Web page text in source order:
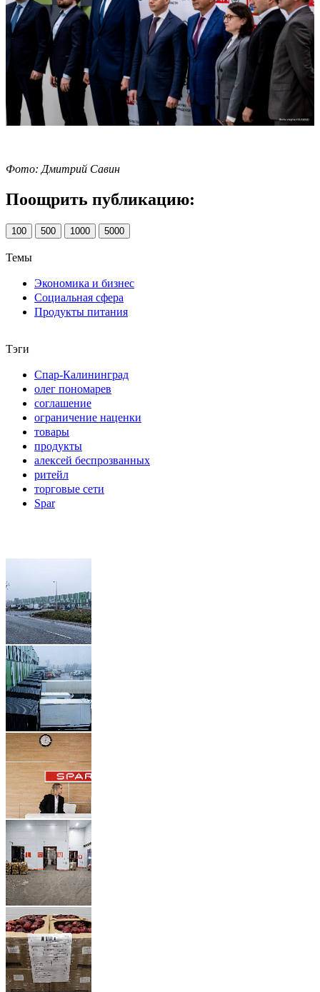
Фото: Дмитрий Савин
Поощрить публикацию:
100 500 1000 5000
Темы
Экономика и бизнес
Социальная сфера
Продукты питания
Тэги
Спар-Калининград
олег пономарев
соглашение
ограничение наценки
товары
продукты
алексей беспрозванных
ритейл
торговые сети
Spar